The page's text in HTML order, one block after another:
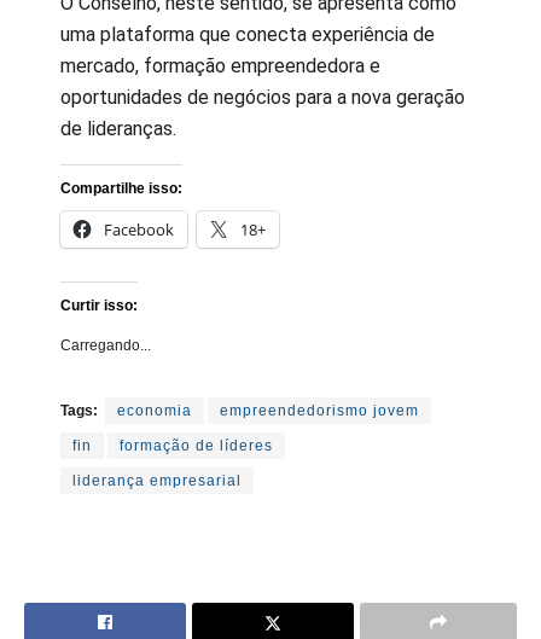
uma plataforma que conecta experiência de
mercado, formação empreendedora e
oportunidades de negócios para a nova geração
de lideranças.
Compartilhe isso:
Facebook 18+
Curtir isso:
Carregando...
Tags: economia empreendedorismo jovem
fin formação de líderes
liderança empresarial